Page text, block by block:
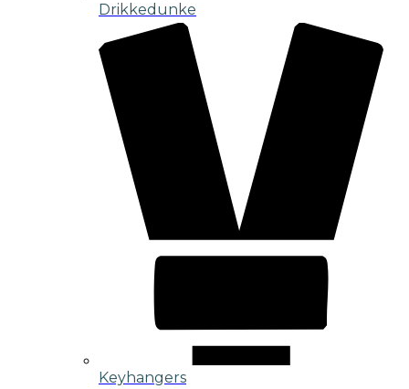
Drikkedunke
Keyhangers